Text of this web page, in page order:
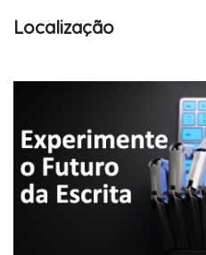
Localização